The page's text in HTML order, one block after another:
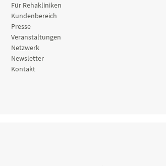
Für Rehakliniken
Kundenbereich
Presse
Veranstaltungen
Netzwerk
Newsletter
Kontakt